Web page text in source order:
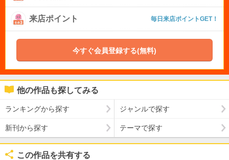
来店ポイント 毎日来店ポイントGET！
今すぐ会員登録する(無料)
他の作品も探してみる
ランキングから探す ジャンルで探す
新刊から探す テーマで探す
この作品を共有する